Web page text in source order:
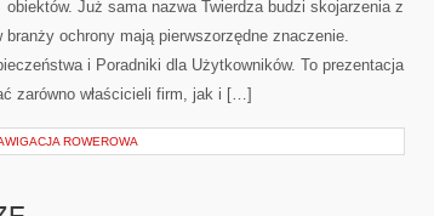
obiektów. Już sama nazwa Twierdza budzi skojarzenia z
ochrony mają pierwszorzędne znaczenie.
i Poradniki dla Użytkowników. To prezentacja
zarówno właścicieli firm, jak i […]
ROWEROWA